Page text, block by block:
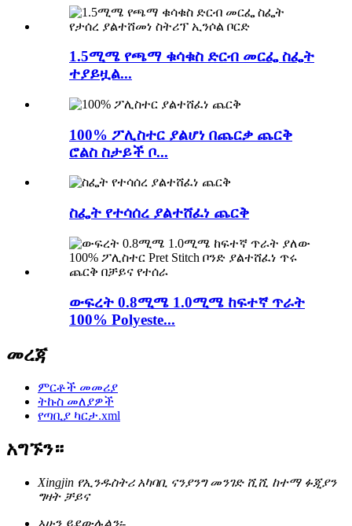
1.5ሚሜ የጫማ ቁሳቁስ ድርብ መርፌ ስፌት
ተያይዟል...
100% ፖሊስተር ያልሆነ በጨርቃ ጨርቅ
ሮልስ ስታይች ቦ...
ስፌት የተሳሰረ ያልተሸፈነ ጨርቅ
ውፍረት 0.8ሚሜ 1.0ሚሜ ከፍተኛ ጥራት
100% Polyeste...
መረጃ
ምርቶች መመሪያ
ትኩስ መለያዎች
የጣቢያ ካርታ.xml
አግኙን።
Xingjin የኢንዱስትሪ አካባቢ ናንያንግ መንገድ ሺሺ ከተማ ፉጂያን
ግዛት ቻይና